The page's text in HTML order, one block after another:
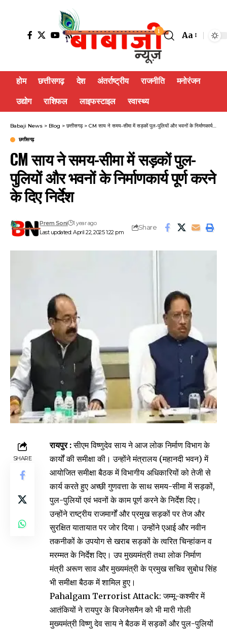
1 Aa
होम छत्तीसगढ़ देश अंतर्राष्ट्रीय राजनीति मनोरंजन
उद्योग राशिफल लाइफस्टाइल स्वास्थ्य
Babaji News > Blog > छत्तीसगढ़> CM साय ने समय-सीमा में सड़कों पुल-पुलियों और भवनों के निर्माणकार्य पूर्ण करने के दिए निर्देश
छत्तीसगढ़
CM साय ने समय-सीमा में सड़कों पुल-
पुलियों और भवनों के निर्माणकार्य पूर्ण करने
के दिए निर्देश
Last updated: April 22, 2025 1:22 pm
Prem Soni 1 year ago
Share
SHARE
रायपुर :सीएम विष्णुदेव साय ने आज लोक निर्माण विभाग के
कार्यों की समीक्षा की। उन्होंने मंत्रालय (महानदी भवन) में
आयोजित समीक्षा बैठक में विभागीय अधिकारियों को तेजी से
कार्य करते हुए अच्छी गुणवत्ता के साथ समय-सीमा में सड़कों,
पुल-पुलियों एवं भवनों के काम पूर्ण करने के निर्देश दिए।
उन्होंने राष्ट्रीय राजमार्गों और प्रमुख सड़कों पर तेज और
सुरक्षित यातायात पर जोर दिया। उन्होंने एआई और नवीन
तकनीकों के उपयोग से खराब सड़कों के त्वरित चिन्हांकन व
मरम्मत के निर्देश दिए। उप मुख्यमंत्री तथा लोक निर्माण
मंत्री अरूण साव और मुख्यमंत्री के प्रमुख सचिव सुबोध सिंह
भी समीक्षा बैठक में शामिल हुए।
Pahalgam Terrorist Attack: जम्मू-कश्मीर में
आतंकियों ने रायपुर के बिजनेसमैन को भी मारी गोली
मुख्यमंत्री विष्णु देव साय ने बैठक में सड़कों और पुल-पुलियों